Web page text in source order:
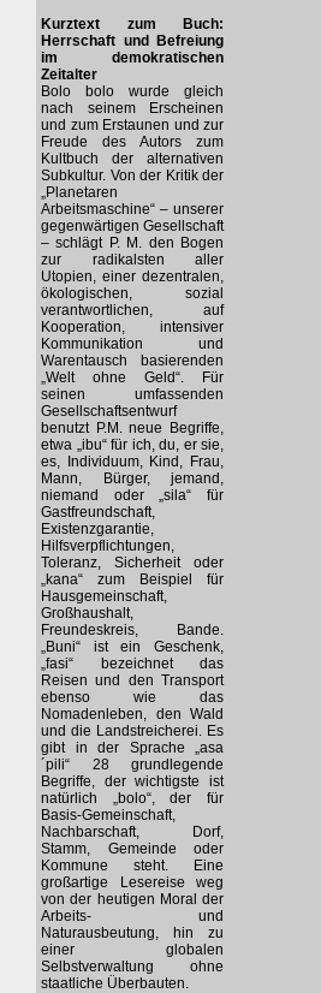
Kurztext zum Buch:
Herrschaft und Befreiung
im demokratischen
Zeitalter
Bolo bolo wurde gleich
nach seinem Erscheinen
und zum Erstaunen und zur
Freude des Autors zum
Kultbuch der alternativen
Subkultur. Von der Kritik der
„Planetaren
Arbeitsmaschine“ – unserer
gegenwärtigen Gesellschaft
– schlägt P. M. den Bogen
zur radikalsten aller
Utopien, einer dezentralen,
ökologischen, sozial
verantwortlichen, auf
Kooperation, intensiver
Kommunikation und
Warentausch basierenden
„Welt ohne Geld“. Für
seinen umfassenden
Gesellschaftsentwurf
benutzt P.M. neue Begriffe,
etwa „ibu“ für ich, du, er sie,
es, Individuum, Kind, Frau,
Mann, Bürger, jemand,
niemand oder „sila“ für
Gastfreundschaft,
Existenzgarantie,
Hilfsverpflichtungen,
Toleranz, Sicherheit oder
„kana“ zum Beispiel für
Hausgemeinschaft,
Großhaushalt,
Freundeskreis, Bande.
„Buni“ ist ein Geschenk,
„fasi“ bezeichnet das
Reisen und den Transport
ebenso wie das
Nomadenleben, den Wald
und die Landstreicherei. Es
gibt in der Sprache „asa
´pili“ 28 grundlegende
Begriffe, der wichtigste ist
natürlich „bolo“, der für
Basis-Gemeinschaft,
Nachbarschaft, Dorf,
Stamm, Gemeinde oder
Kommune steht. Eine
großartige Lesereise weg
von der heutigen Moral der
Arbeits- und
Naturausbeutung, hin zu
einer globalen
Selbstverwaltung ohne
staatliche Überbauten.